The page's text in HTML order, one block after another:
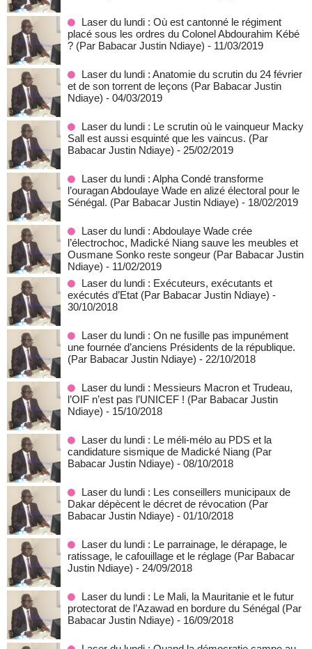
Laser du lundi : Où est cantonné le régiment
placé sous les ordres du Colonel Abdourahim Kébé
? (Par Babacar Justin Ndiaye) - 11/03/2019
Laser du lundi : Anatomie du scrutin du 24 février
et de son torrent de leçons (Par Babacar Justin
Ndiaye) - 04/03/2019
Laser du lundi : Le scrutin où le vainqueur Macky
Sall est aussi esquinté que les vaincus. (Par
Babacar Justin Ndiaye) - 25/02/2019
Laser du lundi : Alpha Condé transforme
l’ouragan Abdoulaye Wade en alizé électoral pour le
Sénégal. (Par Babacar Justin Ndiaye) - 18/02/2019
Laser du lundi : Abdoulaye Wade crée
l’électrochoc, Madické Niang sauve les meubles et
Ousmane Sonko reste songeur (Par Babacar Justin
Ndiaye) - 11/02/2019
Laser du lundi : Exécuteurs, exécutants et
exécutés d’Etat (Par Babacar Justin Ndiaye) -
30/10/2018
Laser du lundi : On ne fusille pas impunément
une fournée d’anciens Présidents de la république.
(Par Babacar Justin Ndiaye) - 22/10/2018
Laser du lundi : Messieurs Macron et Trudeau,
l’OIF n’est pas l’UNICEF ! (Par Babacar Justin
Ndiaye) - 15/10/2018
Laser du lundi : Le méli-mélo au PDS et la
candidature sismique de Madické Niang (Par
Babacar Justin Ndiaye) - 08/10/2018
Laser du lundi : Les conseillers municipaux de
Dakar dépècent le décret de révocation (Par
Babacar Justin Ndiaye) - 01/10/2018
Laser du lundi : Le parrainage, le dérapage, le
ratissage, le cafouillage et le réglage (Par Babacar
Justin Ndiaye) - 24/09/2018
Laser du lundi : Le Mali, la Mauritanie et le futur
protectorat de l’Azawad en bordure du Sénégal (Par
Babacar Justin Ndiaye) - 16/09/2018